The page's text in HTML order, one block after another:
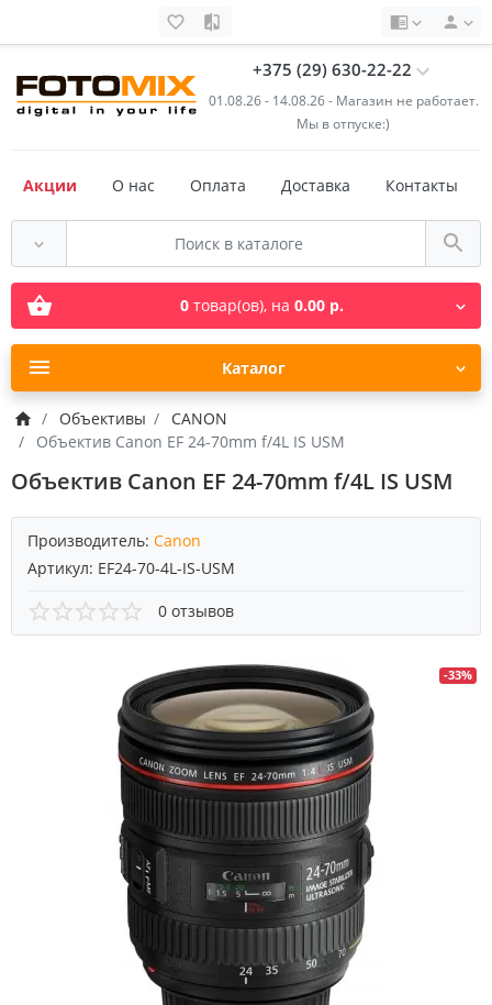
+375 (29) 630-22-22
01.08.26 - 14.08.26 - Магазин не работает.
Мы в отпуске:)
Акции О нас Оплата Доставка Контакты
0товар(ов), на 0.00 р.
Каталог
Объективы
CANON
Объектив Canon EF 24-70mm f/4L IS USM
Объектив Canon EF 24-70mm f/4L IS USM
Производитель: Canon
Артикул: EF24-70-4L-IS-USM
0 отзывов
-33%